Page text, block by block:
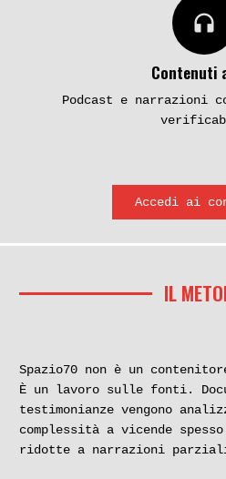
headphones
Contenuti
Podcast e
Accedi ai
IL
Spazio70 non è un
È un lavoro sulle fonti.
testimonianze vengono
complessità a vicende
ridotte a narrazioni